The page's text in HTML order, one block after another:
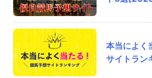
ワロタ
↓
悪質な予想家3人衆
ノブナガ
ワット
ブランキー
本当によく
サイトラン